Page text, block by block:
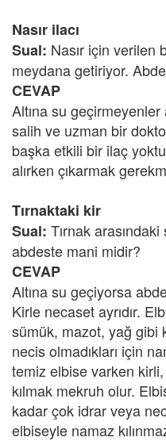
Nasır ilacı
Sual: Nasır için verilen
meydana getiriyor.
CEVAP
Altına su
salih ve uzman bir
başka etkili bir ilaç
alırken çıkarmak
Tırnaktaki kir
Sual: Tırnak
abdeste mani midir?
CEVAP
Altına su geçiyorsa
Kirle necaset ayrıdır.
sümük, mazot, yağ gibi
necis olmadıkları için
temiz elbise varken
kılmak mekruh olur.
kadar çok idrar veya
elbiseyle namaz